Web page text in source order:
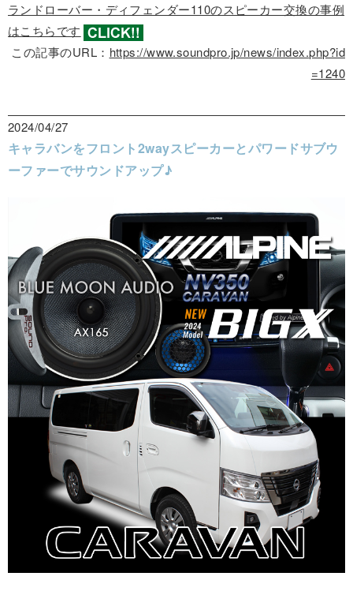
ランドローバー・ディフェンダー110のスピーカー交換の事例
はこちらです
この記事のURL： https://www.soundpro.jp/news/index.php?id
=1240
2024/04/27
キャラバンをフロント2wayスピーカーとパワードサブウ
ーファーでサウンドアップ♪